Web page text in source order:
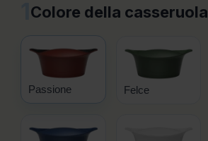
Colore della casseruola
Passione Felce